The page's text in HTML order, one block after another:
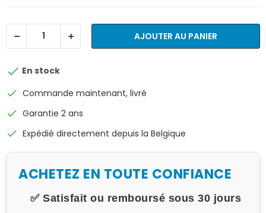
AJOUTER AU PANIER
 En stock
check Commande maintenant, livré
check Garantie 2 ans
check Expédié directement depuis la Belgique
ACHETEZ EN TOUTE CONFIANCE
✅ Satisfait ou remboursé sous 30 jours